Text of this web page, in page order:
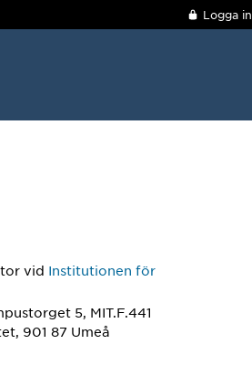
Logga in
vid Institutionen för
5, MIT.F.441
901 87 Umeå